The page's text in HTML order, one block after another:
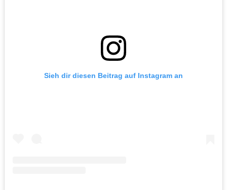
Sieh dir diesen Beitrag auf Instagram an